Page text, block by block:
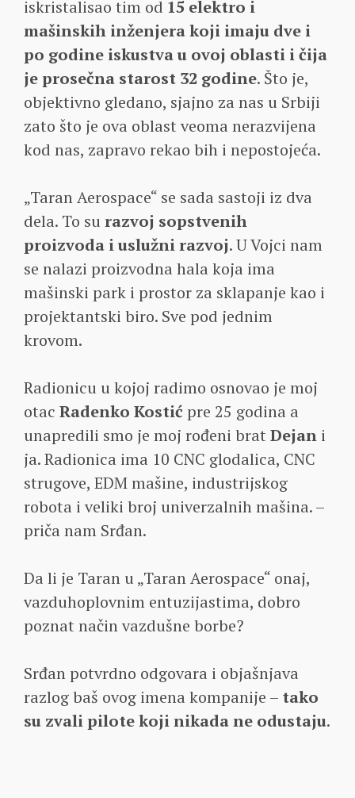
iskristalisao tim od 15 elektro i
mašinskih inženjera koji imaju dve i
po godine iskustva u ovoj oblasti i čija
je prosečna starost 32 godine. Što je,
objektivno gledano, sjajno za nas u Srbiji
zato što je ova oblast veoma nerazvijena
kod nas, zapravo rekao bih i nepostojeća.
„Taran Aerospace“ se sada sastoji iz dva
dela. To su razvoj sopstvenih
proizvoda i uslužni razvoj. U Vojci nam
se nalazi proizvodna hala koja ima
mašinski park i prostor za sklapanje kao i
projektantski biro. Sve pod jednim
krovom.
Radionicu u kojoj radimo osnovao je moj
otac Radenko Kostić pre 25 godina a
unapredili smo je moj rođeni brat Dejan i
ja. Radionica ima 10 CNC glodalica, CNC
strugove, EDM mašine, industrijskog
robota i veliki broj univerzalnih mašina. –
priča nam Srđan.
Da li je Taran u „Taran Aerospace“ onaj,
vazduhoplovnim entuzijastima, dobro
poznat način vazdušne borbe?
Srđan potvrdno odgovara i objašnjava
razlog baš ovog imena kompanije – tako
su zvali pilote koji nikada ne odustaju.